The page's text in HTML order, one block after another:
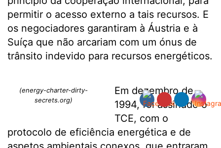
permitir o acesso externo a tais recursos. E
os negociadores garantiram à Áustria e à
Suíça que não arcariam com um ónus de
trânsito indevido para recursos energéticos.
(energy-charter-dirty-
secrets.org)
Em dezembro de
1994, foi assinado o
TCE, com o
protocolo de eficiência energética e de